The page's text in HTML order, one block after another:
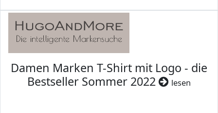
Damen Marken T-Shirt mit Logo - die
Bestseller Sommer 2022
lesen